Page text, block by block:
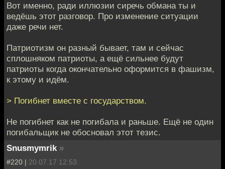
Вот именно, ради иллюзии сиречь обмана ты и
ведёшь этот разговор. Про изменение ситуации
даже речи нет.
Патриотизм он разный бывает, там и сейчас
сплошняком патриоты, а ещё сильнее будут
патриоты когда окончательно оформится в фашизм,
к этому и идём.
> Погибнет вместе с государством.
Не погибнет как не погибала и раньше. Ещё не один
погибальщик не обосновал этот тезис.
Snusmymrik »
#220 | 20.07.17 12:53